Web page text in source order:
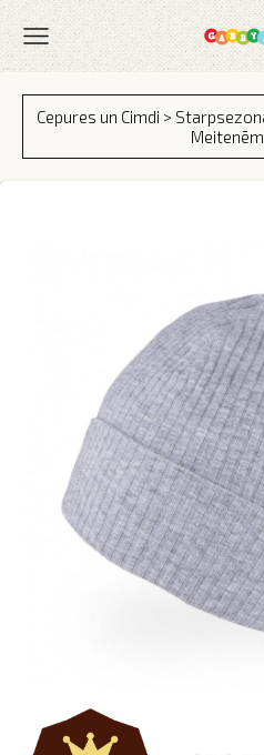
Cepures un Cimdi > Starpsezonas, vasaras cepures -
Meitenēm